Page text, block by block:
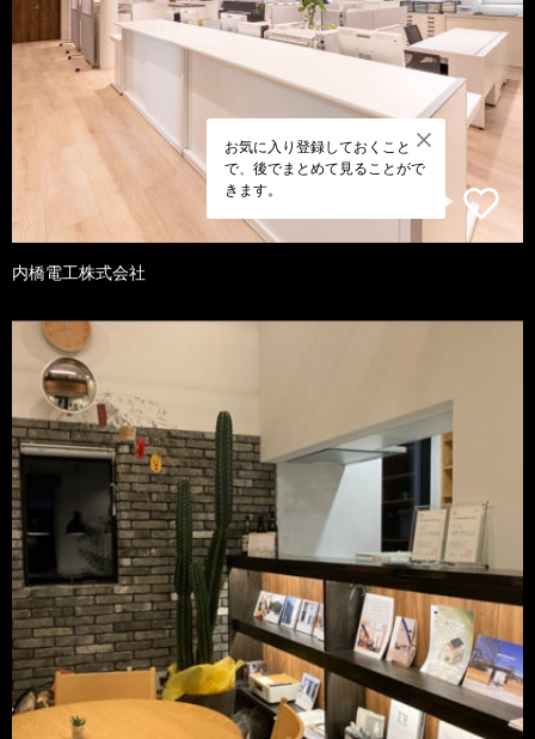
お気に入り登録しておくこと
で、後でまとめて見ることがで
きます。
内橋電工株式会社